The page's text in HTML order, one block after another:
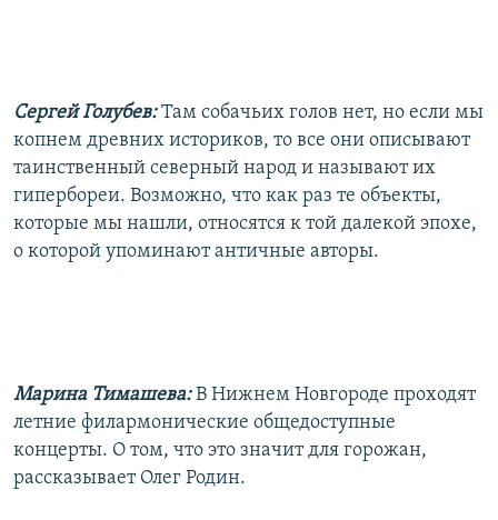
Сергей Голубев:Там собачьих голов нет, но если мы
копнем древних историков, то все они описывают
таинственный северный народ и называют их
гипербореи. Возможно, что как раз те объекты,
которые мы нашли, относятся к той далекой эпохе,
о которой упоминают античные авторы.
Марина Тимашева:В Нижнем Новгороде проходят
летние филармонические общедоступные
концерты. О том, что это значит для горожан,
рассказывает Олег Родин.